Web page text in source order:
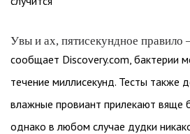
Увы и ах, пятисекундное
сообщает Discovery.com, бактерии
течение миллисекунд. Тесты также
влажные провиант прилекают вяще
однако в любом случае дудки